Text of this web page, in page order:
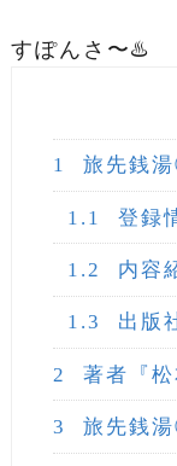
すぽんさ〜♨️
1 旅先銭
1.1 登録
1.2 内容
1.3 出版
2 著者『
3 旅先銭